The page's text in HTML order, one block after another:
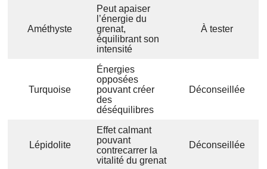
Améthyste
Peut apaiser
l’énergie du
grenat,
équilibrant son
intensité
À tester
Turquoise
Énergies
opposées
pouvant créer
des
déséquilibres
Déconseillée
Lépidolite
Effet calmant
pouvant
contrecarrer la
vitalité du grenat
Déconseillée